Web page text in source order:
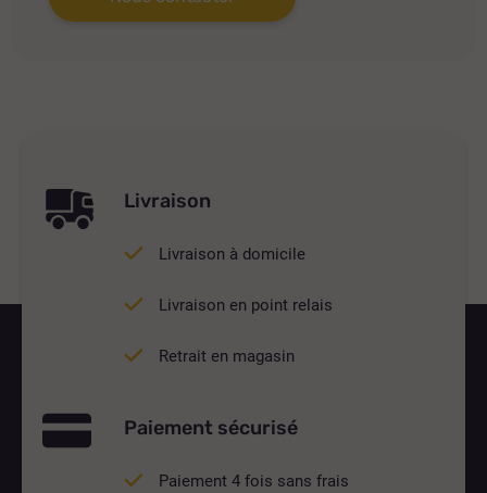
Livraison
Livraison à domicile
Livraison en point relais
Retrait en magasin
Paiement sécurisé
Paiement 4 fois sans frais